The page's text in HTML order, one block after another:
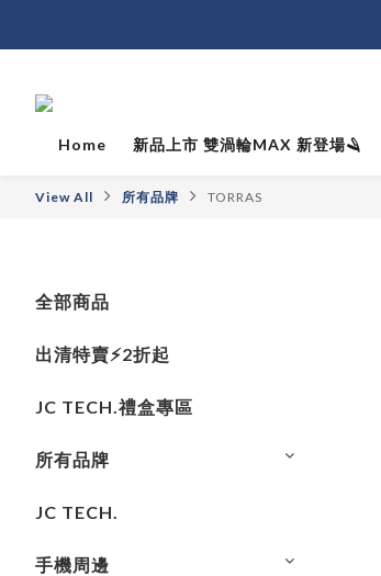
Home 新品上市 雙渦輪MAX 新登場🪒
View All 所有品牌 TORRAS
全部商品
出清特賣⚡️2折起
JC TECH.禮盒專區
所有品牌
JC TECH.
手機周邊